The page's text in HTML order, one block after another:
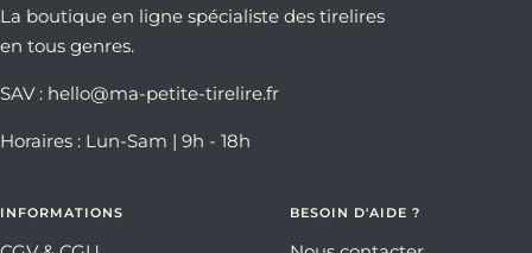
La boutique en ligne spécialiste des tirelires
en tous genres.
SAV : hello@ma-petite-tirelire.fr
Horaires : Lun-Sam | 9h - 18h
INFORMATIONS BESOIN D'AIDE ?